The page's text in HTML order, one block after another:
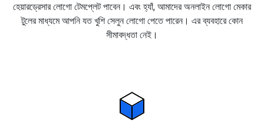
হেয়ারড্রেসার লোগো টেমপ্লেট পাবেন। এবং হ্যাঁ, আমাদের অনলাইন লোগো মেকার
টুলের মাধ্যমে আপনি যত খুশি সেলুন লোগো পেতে পারেন। এর ব্যবহারে কোন
সীমাবদ্ধতা নেই।